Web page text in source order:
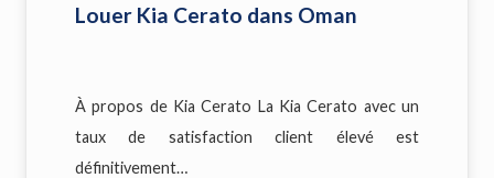
Louer Kia Cerato dans Oman
À propos de Kia Cerato La Kia Cerato avec un
taux de satisfaction client élevé est
définitivement…